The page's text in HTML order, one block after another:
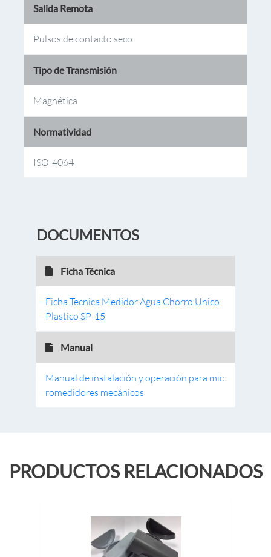
Salida Remota
Pulsos de contacto seco
Tipo de Transmisión
Magnética
Normatividad
ISO-4064
DOCUMENTOS
Ficha Técnica
Ficha Tecnica Medidor Agua Chorro Unico
Plastico SP-15
Manual
Manual de instalación y operación para mic
romedidores mecánicos
PRODUCTOS RELACIONADOS